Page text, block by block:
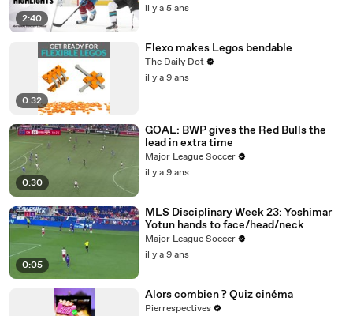
2:40
il y a 5 ans
0:32
Flexo makes Legos bendable
The Daily Dot
il y a 9 ans
0:30
GOAL: BWP gives the Red Bulls the
lead in extra time
Major League Soccer
il y a 9 ans
0:05
MLS Disciplinary Week 23: Yoshimar
Yotun hands to face/head/neck
Major League Soccer
il y a 9 ans
Alors combien ? Quiz cinéma
Pierrespectives